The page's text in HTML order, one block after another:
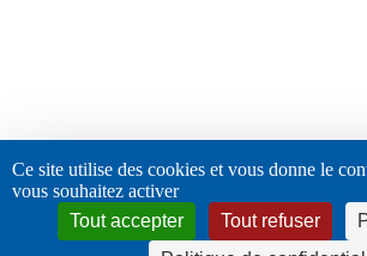
Ce site utilise des cookies et vous donne le
vous souhaitez activer
Tout accepter
Tout refuser